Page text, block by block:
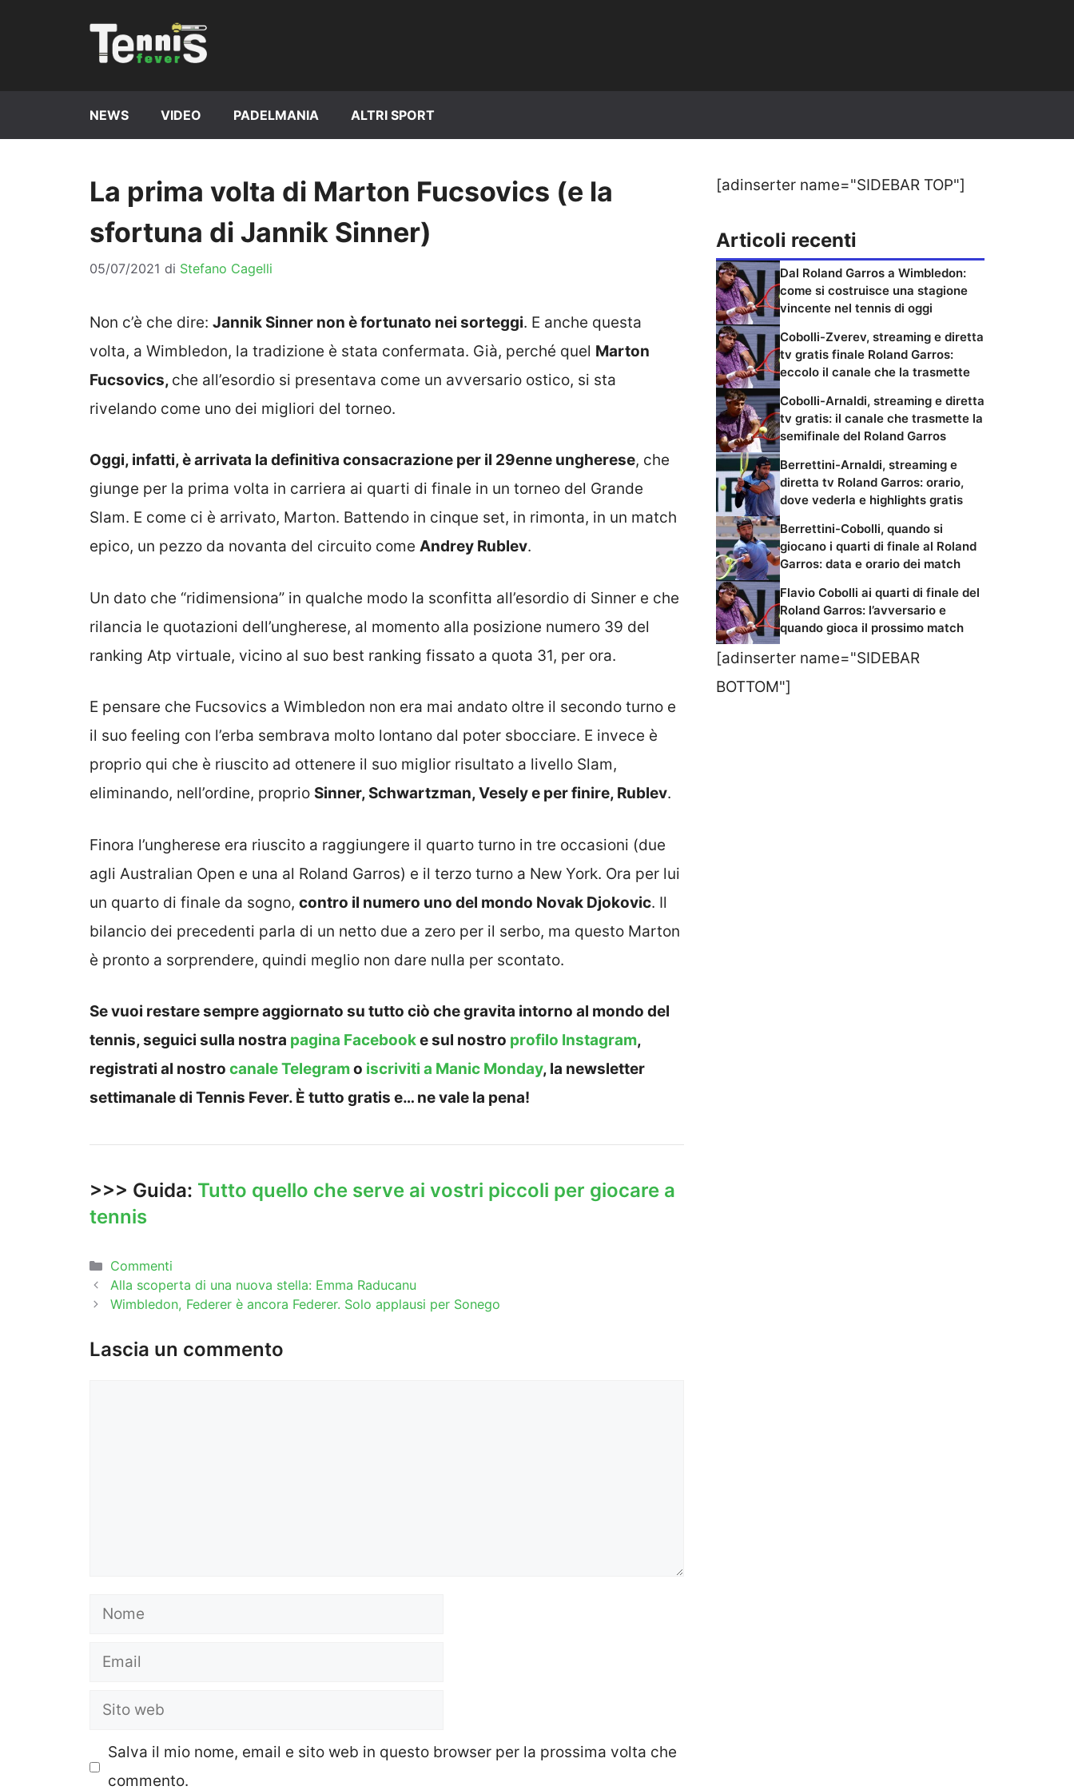
NEWS VIDEO PADELMANIA ALTRI SPORT
La prima volta di Marton Fucsovics (e la
sfortuna di Jannik Sinner)
05/07/2021 di Stefano Cagelli
Non c’è che dire: Jannik Sinner non è fortunato nei sorteggi. E anche questa
volta, a Wimbledon, la tradizione è stata confermata. Già, perché quel Marton
Fucsovics, che all’esordio si presentava come un avversario ostico, si sta
rivelando come uno dei migliori del torneo.
Oggi, infatti, è arrivata la definitiva consacrazione per il 29enne ungherese, che
giunge per la prima volta in carriera ai quarti di finale in un torneo del Grande
Slam. E come ci è arrivato, Marton. Battendo in cinque set, in rimonta, in un match
epico, un pezzo da novanta del circuito come Andrey Rublev.
Un dato che “ridimensiona” in qualche modo la sconfitta all’esordio di Sinner e che
rilancia le quotazioni dell’ungherese, al momento alla posizione numero 39 del
ranking Atp virtuale, vicino al suo best ranking fissato a quota 31, per ora.
E pensare che Fucsovics a Wimbledon non era mai andato oltre il secondo turno e
il suo feeling con l’erba sembrava molto lontano dal poter sbocciare. E invece è
proprio qui che è riuscito ad ottenere il suo miglior risultato a livello Slam,
eliminando, nell’ordine, proprio Sinner, Schwartzman, Vesely e per finire, Rublev.
Finora l’ungherese era riuscito a raggiungere il quarto turno in tre occasioni (due
agli Australian Open e una al Roland Garros) e il terzo turno a New York. Ora per lui
un quarto di finale da sogno, contro il numero uno del mondo Novak Djokovic. Il
bilancio dei precedenti parla di un netto due a zero per il serbo, ma questo Marton
è pronto a sorprendere, quindi meglio non dare nulla per scontato.
Se vuoi restare sempre aggiornato su tutto ciò che gravita intorno al mondo del
tennis, seguici sulla nostra pagina Facebooke sul nostro profilo Instagram,
registrati al nostro canale Telegramo iscriviti a Manic Monday, la newsletter
settimanale di Tennis Fever. È tutto gratis e… ne vale la pena!
>>> Guida: Tutto quello che serve ai vostri piccoli per giocare a
tennis
Categorie
Commenti
Alla scoperta di una nuova stella: Emma Raducanu
Wimbledon, Federer è ancora Federer. Solo applausi per Sonego
Lascia un commento
Nome
Email
Sito
Salva il mio nome, email e sito web in questo browser per la prossima volta che
commento.
[adinserter name="SIDEBAR TOP"]
Articoli recenti
Dal Roland Garros a Wimbledon:
come si costruisce una stagione
vincente nel tennis di oggi
Cobolli-Zverev, streaming e diretta
tv gratis finale Roland Garros:
eccolo il canale che la trasmette
Cobolli-Arnaldi, streaming e diretta
tv gratis: il canale che trasmette la
semifinale del Roland Garros
Berrettini-Arnaldi, streaming e
diretta tv Roland Garros: orario,
dove vederla e highlights gratis
Berrettini-Cobolli, quando si
giocano i quarti di finale al Roland
Garros: data e orario dei match
Flavio Cobolli ai quarti di finale del
Roland Garros: l’avversario e
quando gioca il prossimo match
[adinserter name="SIDEBAR
BOTTOM"]